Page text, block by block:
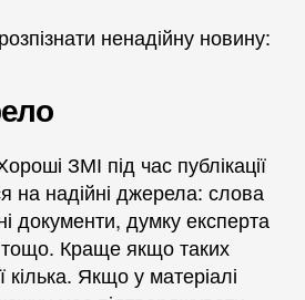
ненадійну новину:
ЗМІ під час публікації
на надійні джерела: слова
документи, думку експерта
тощо. Краще якщо таких
Якщо у матеріалі